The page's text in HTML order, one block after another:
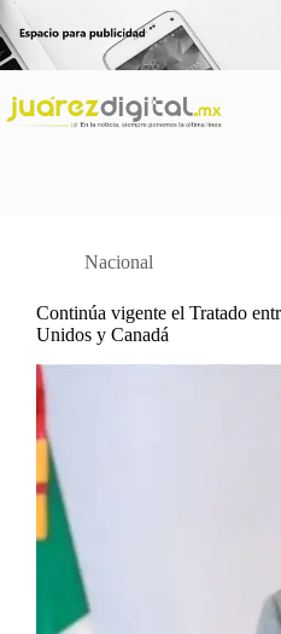
Saltar
al
contenido
Nacional
Continúa vigente el Tratado
Unidos y Canadá